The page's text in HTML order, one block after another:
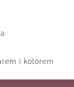
i kolorem